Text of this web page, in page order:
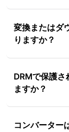
変換またはダ
りますか？
DRMで保護
ますか？
コンバーター